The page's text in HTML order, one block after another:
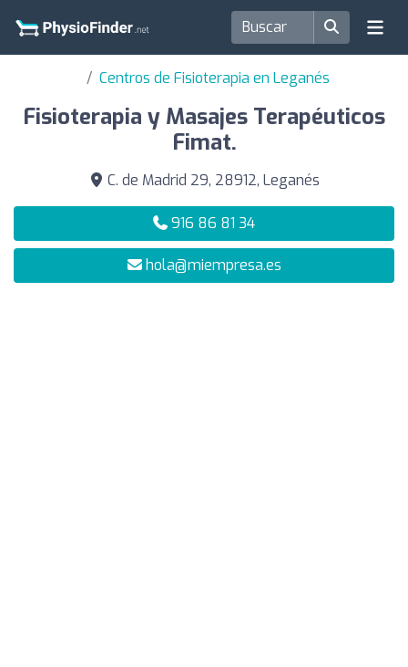
Centros de Fisioterapia en Leganés
Fisioterapia y Masajes Terapéuticos
Fimat.
C. de Madrid 29, 28912, Leganés
916 86 81 34
hola@miempresa.es